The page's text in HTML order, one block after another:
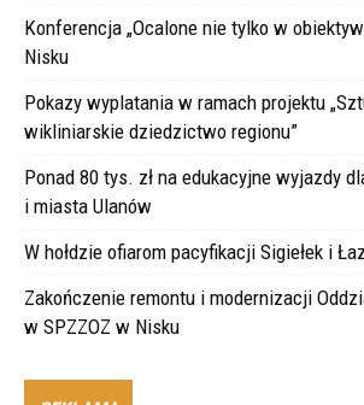
Konferencja „Ocalone nie tylko w
Nisku
Pokazy wyplatania w ramach projektu
wikliniarskie dziedzictwo regionu”
Ponad 80 tys. zł na edukacyjne wyjazdy
i miasta Ulanów
W hołdzie ofiarom pacyfikacji Sigiełek i
Zakończenie remontu i modernizacji
w SPZZOZ w Nisku